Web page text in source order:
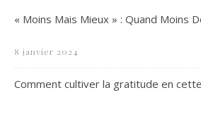
« Moins Mais Mieux » : Quand Moins
8 janvier 2024
Comment cultiver la gratitude en